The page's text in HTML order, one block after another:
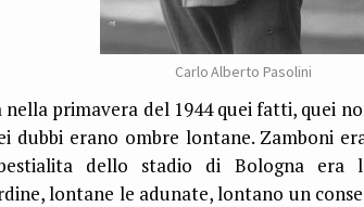
Carlo Alberto Pasolini
nella primavera del 1944 quei fatti, quei
dubbi erano ombre lontane. Zamboni
dello stadio di Bologna era
lontane le adunate, lontano un